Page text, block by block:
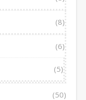
(8)
(6)
(5)
(50)